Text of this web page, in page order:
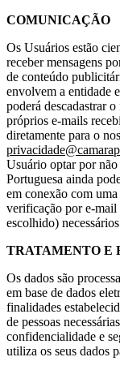
COMUNICAÇÃO
Os Usuários estão
receber mensagens
de conteúdo
envolvem a entidade
poderá descadastrar
próprios e-mails
diretamente para o
Usuário optar por não
Portuguesa ainda
em conexão com
verificação por e-
escolhido)
TRATAMENTO E
Os dados são
em base de dados
finalidades
de pessoas
confidencialidade e
utiliza os seus dados